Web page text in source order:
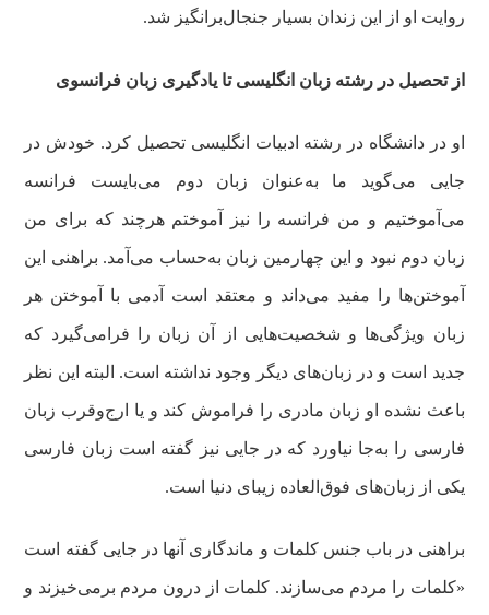
روایت او از این زندان بسیار جنجال‌برانگیز شد.
از تحصیل در رشته زبان انگلیسی تا یادگیری زبان فرانسوی
او در دانشگاه در رشته ادبیات انگلیسی تحصیل کرد. خودش در
جایی می‌گوید ما به‌عنوان زبان دوم می‌بایست فرانسه
می‌آموختیم و من فرانسه را نیز آموختم هرچند که برای من
زبان دوم نبود و این چهارمین زبان به‌حساب می‌آمد. براهنی این
آموختن‌ها را مفید می‌داند و معتقد است آدمی با آموختن هر
زبان ویژگی‌ها و شخصیت‌هایی از آن زبان را فرامی‌گیرد که
جدید است و در زبان‌های دیگر وجود نداشته است. البته این نظر
باعث نشده او زبان مادری را فراموش کند و یا ارج‌وقرب زبان
فارسی را به‌جا نیاورد که در جایی نیز گفته است زبان فارسی
یکی از زبان‌های فوق‌العاده زیبای دنیا است.
براهنی در باب جنس کلمات و ماندگاری آنها در جایی گفته است
«کلمات را مردم می‌سازند. کلمات از درون مردم برمی‌خیزند و